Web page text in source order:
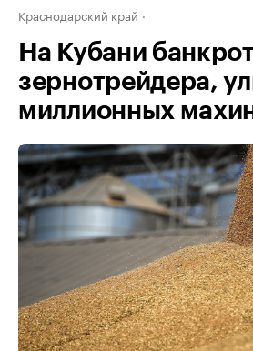
Краснодарский край
На Кубани
зернотрейдера,
миллионных